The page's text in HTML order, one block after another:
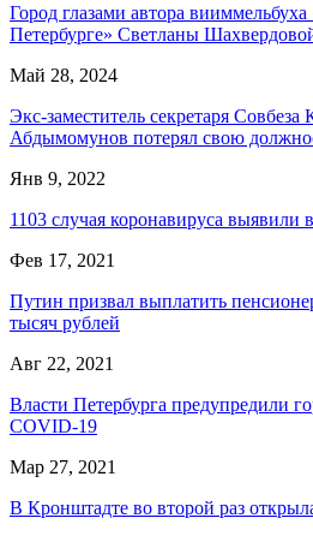
Город глазами автора
Петербурге» Светланы
Май 28, 2024
Экс-заместитель секретаря Совбеза
Абдымомунов потерял свою
Янв 9, 2022
1103 случая коронавируса выявили
Фев 17, 2021
Путин призвал выплатить
тысяч рублей
Авг 22, 2021
Власти Петербурга предупредили
COVID-19
Мар 27, 2021
В Кронштадте во второй раз